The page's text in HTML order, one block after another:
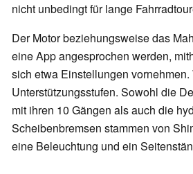
nicht unbedingt für lange
Der Motor beziehungsweise das
eine App angesprochen werden,
sich etwa Einstellungen
Unterstützungsstufen. Sowohl die
mit ihren 10 Gängen als auch die
Scheibenbremsen stammen von
eine Beleuchtung und ein